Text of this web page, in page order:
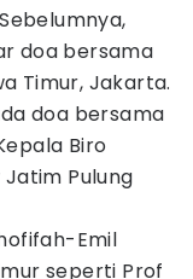
doa bersama
Timur, Jakarta.
doa bersama
Biro
Pulung
Emil
seperti Prof